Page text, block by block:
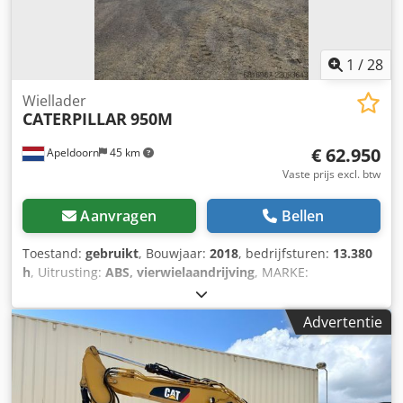
1 /28
Apeldoorn 45 km
Wiellader
CATERPILLAR950M
€ 62.950
Vaste prijs excl. btw
Aanvragen Bellen
Toestand: gebruikt, Bouwjaar: 2018, bedrijfsturen: 13.380
h, Uitrusting: ABS, vierwielaandrijving, MARKE:
CATERPILLARTYPE: 950MBAUJAHR: 2018CE GEMARKT:
JABETRIEBSSTUNDEN: 13380
STUNDENREIFEN/UNTERWAGEN: 100%LEISTUNG:
186KWMOTOR: CATERPILLAR C7.1 ACERTGEWICHT:
20.230KGOPTIONEN:HYDR.
SCHNELLWECHSELSCHAUFFELUBERDRUCK KABINECENTRAL
Advertentie